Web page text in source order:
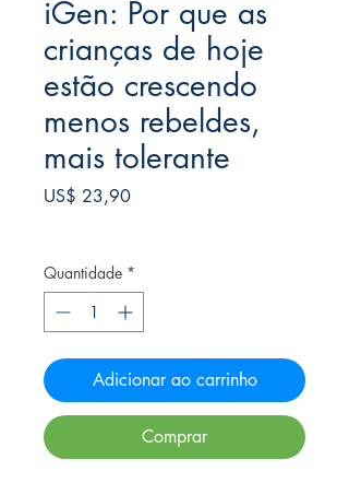
iGen: Por que as
crianças de hoje
estão crescendo
menos rebeldes,
mais tolerante
US$ 23,90Preço
Quantidade *
Adicionar ao carrinho
Comprar